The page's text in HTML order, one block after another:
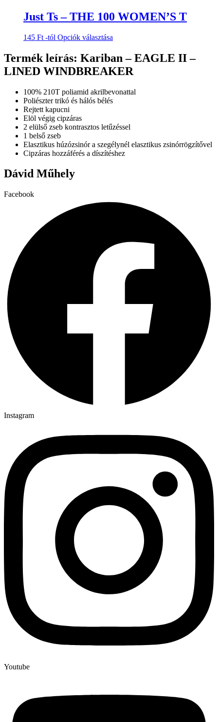
termékoldalon
választhatók
több
variációja
A
a
termékoldalon
választhatók
Just Ts – THE 100 WOMEN’S T
145 Ft -tól Opciók választása
terméknek
több
variációja
A
változatok
választhatók
Termék leírás: Kariban – EAGLE II –
LINED WINDBREAKER
100% 210T poliamid akrilbevonattal
Poliészter trikó és hálós bélés
Rejtett kapucni
Elöl végig cipzáras
2 elülső zseb kontrasztos letűzéssel
1 belső zseb
Elasztikus húzózsinór a szegélynél elasztikus zsinórrögzítővel
Cipzáras hozzáférés a díszítéshez
Dávid Műhely
Facebook
Instagram
Youtube